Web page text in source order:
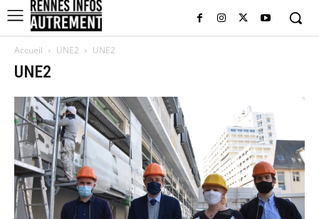
Accueil UNE2 UNE2
UNE2